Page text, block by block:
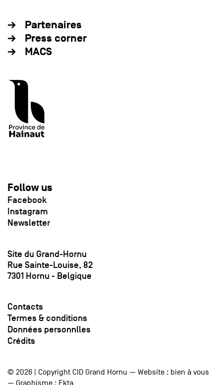
Partenaires
Press corner
MACS
Follow us
Facebook
Instagram
Newsletter
Site du Grand-Hornu
Rue Sainte-Louise, 82
7301 Hornu - Belgique
Contacts
Termes & conditions
Données personnlles
Crédits
© 2026 | Copyright CID Grand Hornu — Website : bien à vous
— Graphisme : Ekta